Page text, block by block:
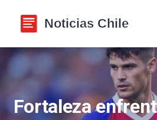
Fortaleza